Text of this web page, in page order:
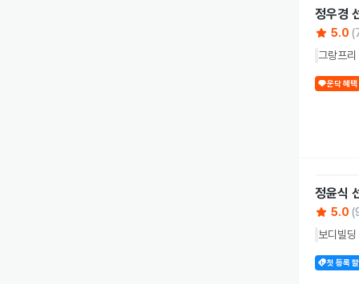
정우경
5.0 (
그랑프
운닥 혜택
정윤식
5.0 (
보디빌
첫 등록